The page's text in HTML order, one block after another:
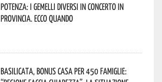
Potenza: i Gemelli DiVersi in concerto in
provincia. Ecco quando
Basilicata, Bonus casa per 450 famiglie: